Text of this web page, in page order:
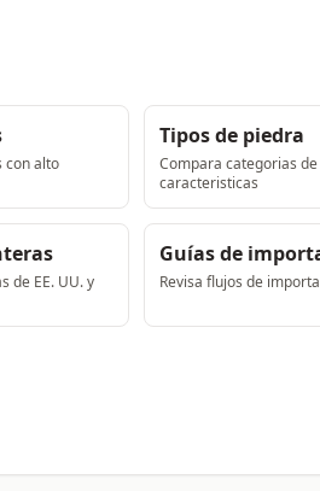
con alto
Tipos de piedra
Compara categorias
caracteristicas
de EE. UU. y
Guías de
Revisa flujos de